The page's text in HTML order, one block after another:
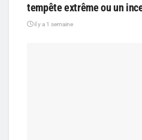
tempête extrême ou un
il y a 1 semaine